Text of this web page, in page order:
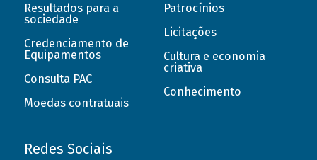
Resultados para a
sociedade
Credenciamento de
Equipamentos
Consulta PAC
Moedas contratuais
Patrocínios
Licitações
Cultura e economia
criativa
Conhecimento
Redes Sociais